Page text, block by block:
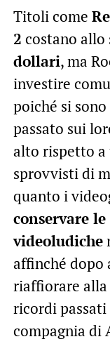
Titoli come
2 costano allo
dollari, ma
investire
poiché si
passato sui
alto rispetto a
sprovvisti di
quanto i
conservare
videoludiche
affinché dopo
riaffiorare
ricordi passati
compagnia di